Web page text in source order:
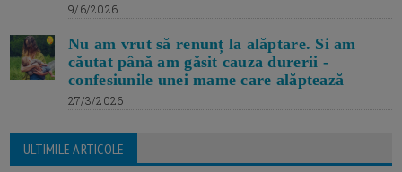
9/6/2026
Nu am vrut să renunț la alăptare. Si am
căutat până am găsit cauza durerii -
confesiunile unei mame care alăptează
27/3/2026
ULTIMILE ARTICOLE